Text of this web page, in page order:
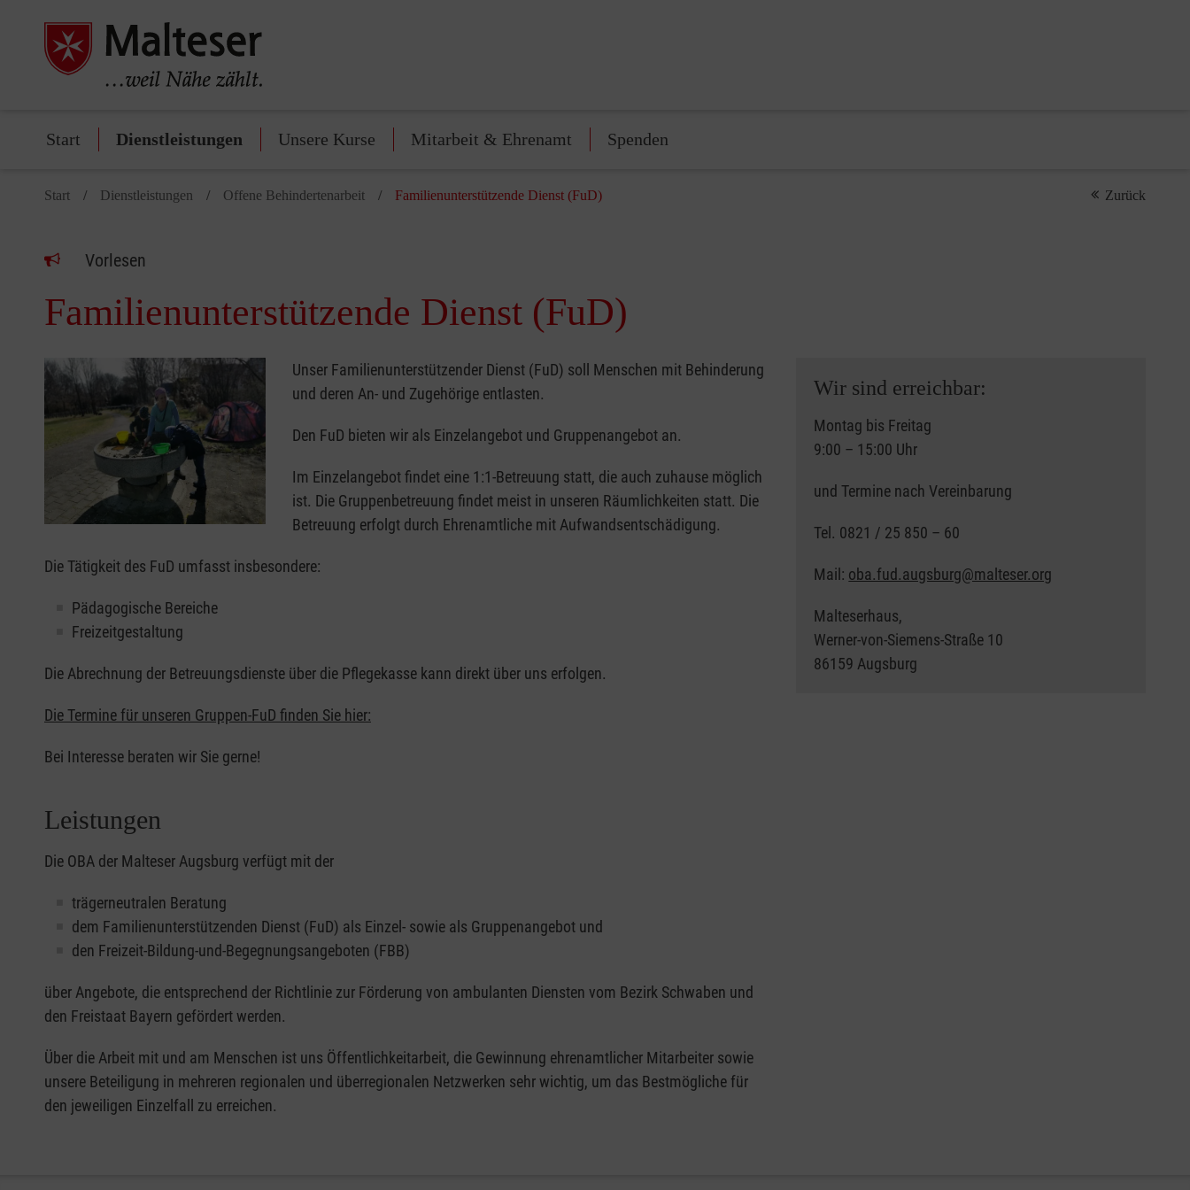
Start Dienstleistungen Unsere Kurse Mitarbeit & Ehrenamt Spenden
Start Dienstleistungen Offene Behindertenarbeit Familienunterstützende Dienst (FuD) Zurück
Vorlesen
Familienunterstützende Dienst (FuD)
Unser Familienunterstützender Dienst (FuD) soll Menschen mit Behinderung
und deren An- und Zugehörige entlasten.
Den FuD bieten wir als Einzelangebot und Gruppenangebot an.
Im Einzelangebot findet eine 1:1-Betreuung statt, die auch zuhause möglich
ist. Die Gruppenbetreuung findet meist in unseren Räumlichkeiten statt. Die
Betreuung erfolgt durch Ehrenamtliche mit Aufwandsentschädigung.
Die Tätigkeit des FuD umfasst insbesondere:
Pädagogische Bereiche
Freizeitgestaltung
Die Abrechnung der Betreuungsdienste über die Pflegekasse kann direkt über uns erfolgen.
Die Termine für unseren Gruppen-FuD finden Sie hier:
Bei Interesse beraten wir Sie gerne!
Leistungen
Die OBA der Malteser Augsburg verfügt mit der
trägerneutralen Beratung
dem Familienunterstützenden Dienst (FuD) als Einzel- sowie als Gruppenangebot und
den Freizeit-Bildung-und-Begegnungsangeboten (FBB)
über Angebote, die entsprechend der Richtlinie zur Förderung von ambulanten Diensten vom Bezirk Schwaben und
den Freistaat Bayern gefördert werden.
Über die Arbeit mit und am Menschen ist uns Öffentlichkeitarbeit, die Gewinnung ehrenamtlicher Mitarbeiter sowie
unsere Beteiligung in mehreren regionalen und überregionalen Netzwerken sehr wichtig, um das Bestmögliche für
den jeweiligen Einzelfall zu erreichen.
Wir sind erreichbar:
Montag bis Freitag
9:00 – 15:00 Uhr
und Termine nach Vereinbarung
Tel. 0821 / 25 850 – 60
Mail: oba.fud.augsburg@malteser.org
Malteserhaus,
Werner-von-Siemens-Straße 10
86159 Augsburg